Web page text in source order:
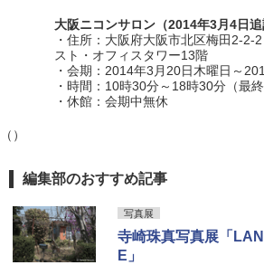
大阪ニコンサロン（2014年3月4日追
・住所：大阪府大阪市北区梅田2-2-
スト・オフィスタワー13階
・会期：2014年3月20日木曜日～
・時間：10時30分～18時30分（最
・休館：会期中無休
（）
編集部のおすすめ記事
写真展
寺崎珠真写真展「
E」